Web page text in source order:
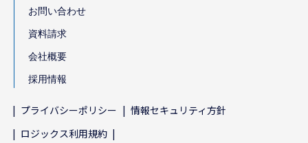
お問い合わせ
資料請求
会社概要
採用情報
プライバシーポリシー
情報セキュリティ方針
ロジックス利用規約